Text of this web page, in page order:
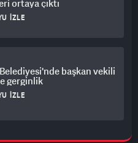
ortaya çıktı
İZLE
başkan vekili
gerginlik
İZLE